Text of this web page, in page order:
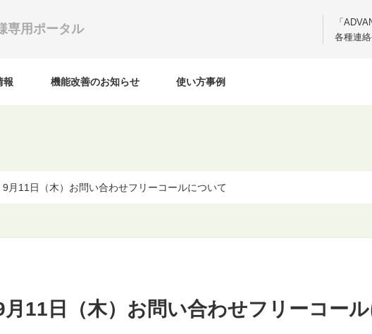
専用ポータル
「
各種連
報 機能改善のお知らせ 使い方事例
9月11日（木）お問い合わせフリーコールについて
月11日（木）お問い合わせフリーコー